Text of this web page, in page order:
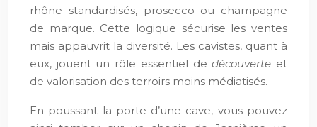
rhône standardisés, prosecco ou champagne
de marque. Cette logique sécurise les ventes
mais appauvrit la diversité. Les cavistes, quant à
eux, jouent un rôle essentiel dedécouverte et
de valorisation des terroirs moins médiatisés.
En poussant la porte d’une cave, vous pouvez